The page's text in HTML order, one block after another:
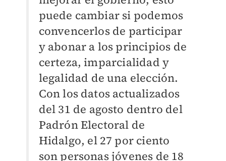
puede cambiar si podemos
convencerlos de participar
y abonar a los principios de
certeza, imparcialidad y
legalidad de una elección.
Con los datos actualizados
del 31 de agosto dentro del
Padrón Electoral de
Hidalgo, el 27 por ciento
son personas jóvenes de 18